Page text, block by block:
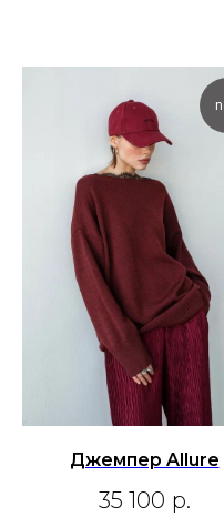
Джемпер Allure
35 100 р.